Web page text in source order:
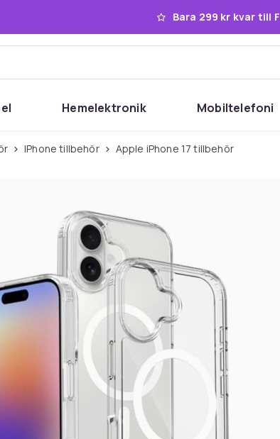
Bara 299 kr kvar till
Hemelektronik Mobiltelefoni
iPhone tillbehör Apple iPhone 17 tillbehör